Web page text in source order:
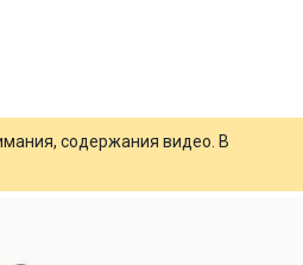
содержания видео. В